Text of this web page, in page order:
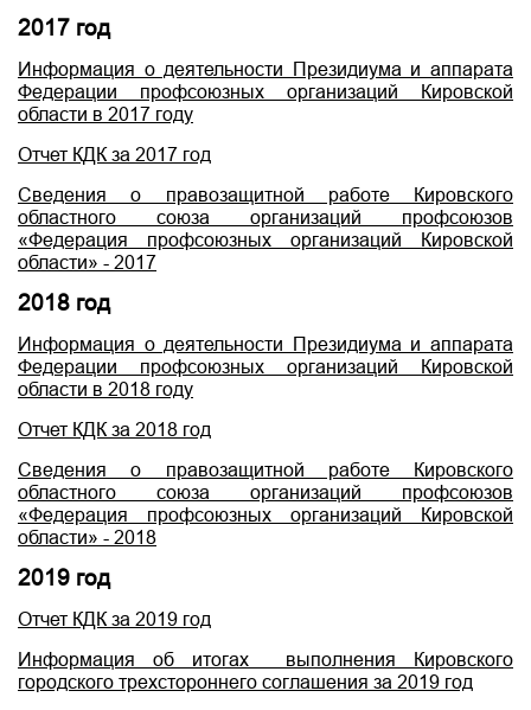
2017 год
Информация о деятельности Президиума и аппарата
Федерации профсоюзных организаций Кировской
области в 2017 году
Отчет КДК за 2017 год
Сведения о правозащитной работе Кировского
областного союза организаций профсоюзов
«Федерация профсоюзных организаций Кировской
области» - 2017
2018 год
Информация о деятельности Президиума и аппарата
Федерации профсоюзных организаций Кировской
области в 2018 году
Отчет КДК за 2018 год
Сведения о правозащитной работе Кировского
областного союза организаций профсоюзов
«Федерация профсоюзных организаций Кировской
области» - 2018
2019 год
Отчет КДК за 2019 год
Информация об итогах выполнения Кировского
городского трехстороннего соглашения за 2019 год